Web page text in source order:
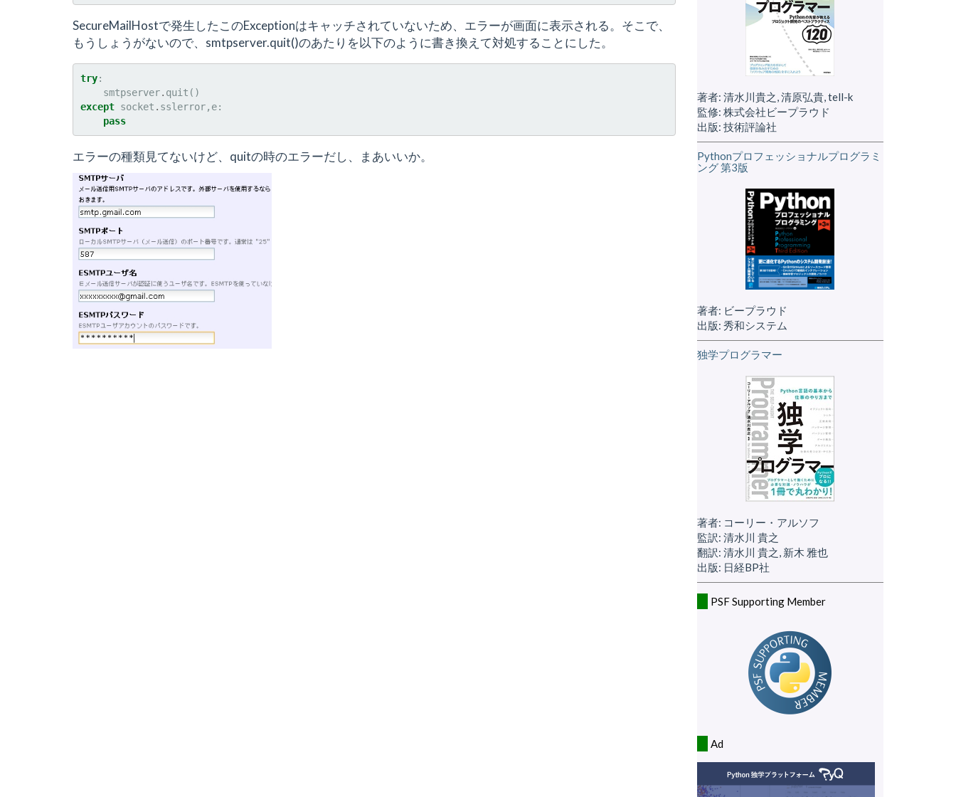
SecureMailHostで発生したこのExceptionはキャッチされていないため、エラーが画面に表示される。そこで、
もうしょうがないので、smtpserver.quit()のあたりを以下のように書き換えて対処することにした。
try:
smtpserver. quit ()
except socket . sslerror, e:
pass
エラーの種類見てないけど、quitの時のエラーだし、まあいいか。
著者: 清水川貴之, 清原弘貴, tell-k
監修: 株式会社ビープラウド
出版: 技術評論社
Pythonプロフェッショナルプログラミ
ング 第3版
著者: ビープラウド
出版: 秀和システム
独学プログラマー
著者: コーリー・アルソフ
監訳: 清水川 貴之
翻訳: 清水川 貴之, 新木 雅也
出版: 日経BP社
PSF Supporting Member
Ad